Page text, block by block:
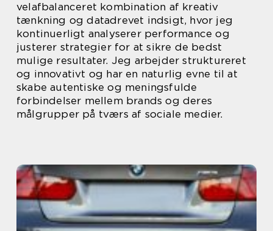
velafbalanceret kombination af kreativ
tænkning og datadrevet indsigt, hvor jeg
kontinuerligt analyserer performance og
justerer strategier for at sikre de bedst
mulige resultater. Jeg arbejder struktureret
og innovativt og har en naturlig evne til at
skabe autentiske og meningsfulde
forbindelser mellem brands og deres
målgrupper på tværs af sociale medier.